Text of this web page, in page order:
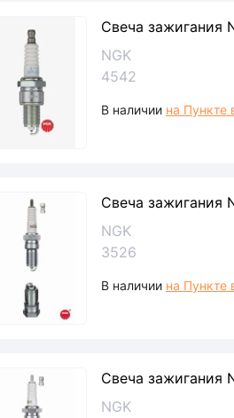
Свеча зажигания
NGK
4542
В наличии на Пункте
Свеча зажигания
NGK
3526
В наличии на Пункте
Свеча зажигания
NGK